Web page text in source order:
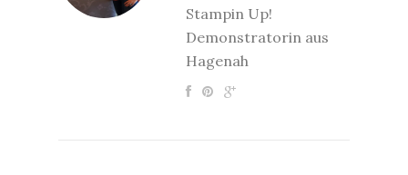
Stampin Up!
Demonstratorin aus
Hagenah